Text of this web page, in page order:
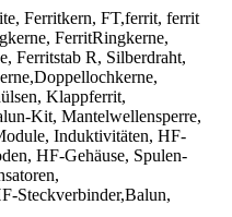
Ferritkern, FT,ferrit, ferrit
FerritRingkerne,
Ferritstab R, Silberdraht,
Klappferrit,
Kit, Mantelwellensperre,
Induktivitäten, HF-
HF-Gehäuse, Spulen-
Steckverbinder,Balun,